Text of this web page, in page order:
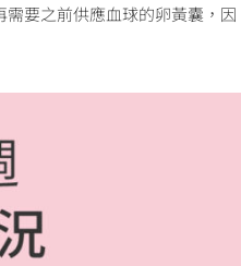
要之前供應血球的卵黃囊，因